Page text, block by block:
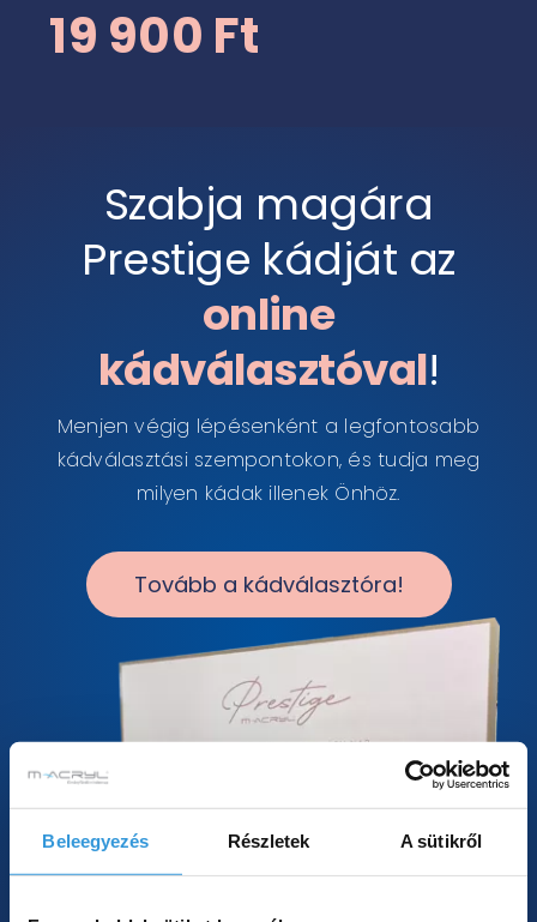
Beleegyezés Részletek A sütikről
19 900 Ft
Szabja magára
Prestige kádját az
online
kádválasztóval!
Menjen végig lépésenként a legfontosabb
kádválasztási szempontokon, és tudja meg
milyen kádak illenek Önhöz.
Tovább a kádválasztóra!